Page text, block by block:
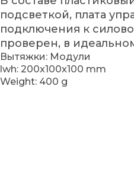
подсветкой, плата
подключения к
проверен, в
Вытяжки: Модули
lwh: 200x100x100 mm
Weight: 400 g